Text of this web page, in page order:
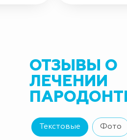
ОТЗЫВЫ О
ЛЕЧЕНИИ
Текстовые Фото